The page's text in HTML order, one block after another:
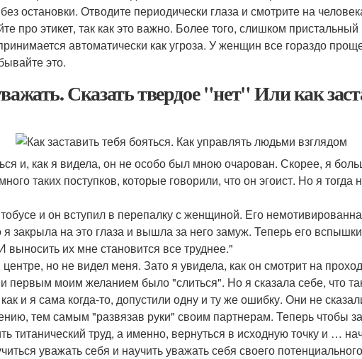
остановки. Отводите периодически глаза и смотрите на
про этикет, так как это важно. Более того, слишком
автоматически как угроза. У женщин все гораздо
это.
Сказать твердое "нет" Или как
и, как я видела, он не особо был мною очарован. Скорее, я
таких поступков, которые говорили, что он эгоист. Но я тогда
и он вступил в перепалку с женщиной. Его
на это глаза и вышла за него замуж. Теперь его вспышки
их мне становится все труднее."
но не видел меня. Зато я увидела, как он смотрит на
первым моим желанием было "слиться". Но я сказала себе, что
и я сама когда-то, допустили одну и ту же ошибку. Они не
тем самым "развязав руки" своим партнерам. Теперь чтобы
титанический труд, а именно, вернуться в исходную точку и …
уважать себя и научить уважать себя своего